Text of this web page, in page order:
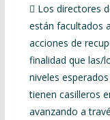
 Los directores
están facultados
acciones de
finalidad que las/
niveles
tienen casilleros
avanzando a